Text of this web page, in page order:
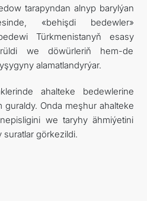
tarapyndan alnyp barylýan
«behişdi bedewler»
Türkmenistanyň esasy
we döwürleriň hem-de
alamatlandyrýar.
ahalteke bedewlerine
Onda meşhur ahalteke
we taryhy ähmiýetini
görkezildi.